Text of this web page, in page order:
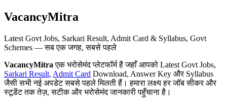
VacancyMitra
Latest Govt Jobs, Sarkari Result, Admit Card & Syllabus, Govt
Schemes — सब एक जगह, सबसे पहले
VacancyMitra एक भरोसेमंद प्लेटफॉर्म है जहाँ आपको Latest Govt Jobs,
Sarkari Result, Admit Card Download, Answer Key और Syllabus
जैसी सभी नई अपडेट सबसे पहले मिलती हैं। हमारा लक्ष्य हर जॉब सीकर और
स्टूडेंट तक तेज़, सटीक और भरोसेमंद जानकारी पहुँचाना है।